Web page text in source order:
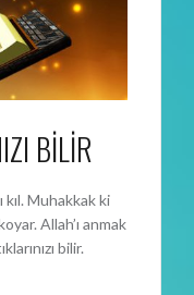
BİLİR
kıl. Muhakkak ki
Allah’ı anmak
bilir.